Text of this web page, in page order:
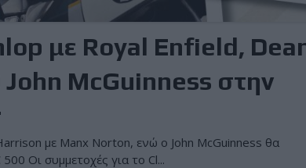
με Royal Enfield,
McGuinness στην
με Manx Norton, ενώ ο John McGuinness θα
Οι συμμετοχές για το Cl...